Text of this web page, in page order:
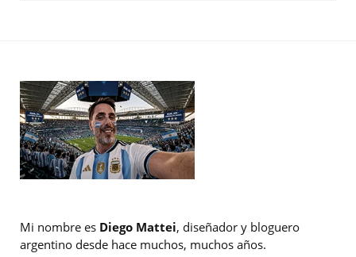
Mi nombre es Diego Mattei, diseñador y bloguero
argentino desde hace muchos, muchos años.